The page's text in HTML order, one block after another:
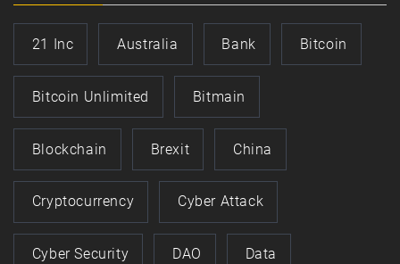
21 Inc Australia Bank Bitcoin
Bitcoin Unlimited Bitmain
Blockchain Brexit China
Cryptocurrency Cyber Attack
Cyber Security DAO Data